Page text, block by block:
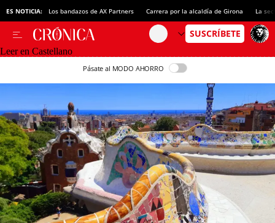
ES NOTICIA: Los bandazos de AX Partners Carrera por la alcaldía de Girona La
Leer en Castellano
Pásate al MODO AHORRO